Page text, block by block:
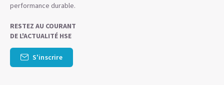
performance durable.
RESTEZ AU COURANT
DE L'ACTUALITÉ HSE
S'inscrire